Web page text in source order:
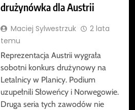
drużynówka dla Austrii
Maciej Sylwestrzuk
2 lata
temu
Reprezentacja Austrii wygrała
sobotni konkurs drużynowy na
Letalnicy w Planicy. Podium
uzupełnili Słoweńcy i Norwegowie.
Druga seria tych zawodów nie